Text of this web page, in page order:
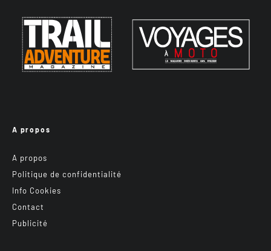
A propos
A propos
Politique de confidentialité
Info Cookies
Contact
Publicité